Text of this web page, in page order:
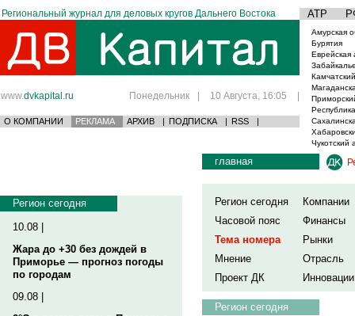
Региональный журнал для деловых кругов Дальнего Востока АТР
www.dvkapital.ru Понедельник | 10 Августа, 16:05 |
О КОМПАНИИ РЕКЛАМА АРХИВ | ПОДПИСКА | RSS |
Амурская
Бурятия
Еврейская
Чукотский
Регион сегодня
10.08 |
Жара до +30 без дождей в
Приморье — прогноз погоды
по городам
09.08 |
главная
Регион сегодня
Компании
Часовой пояс
Финансы
Тема номера
Рынки
Мнение
Отрасль
Проект ДК
Инновации
Регион сегодня